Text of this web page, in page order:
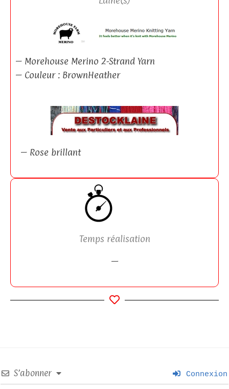
– Morehouse Merino 2-Strand Yarn
– Couleur : BrownHeather
– Rose brillant
Temps réalisation
—
S’abonner Connexion